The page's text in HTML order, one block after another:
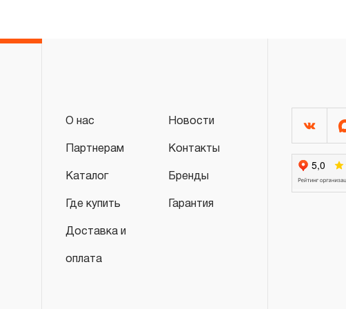
3.4.1 На изделия имеющие в своей конструкции
(ключи гаечные трещоточные, рукоятки
распространяется ограниченный срок
3.4.2 На измерительный и диагностический
манометры, компрессометры, тестеры,
предусмотрен изготовителем межповерочный
О нас Новости
Партнерам Контакты
Каталог Бренды
Где купить Гарантия
Доставка и
оплата